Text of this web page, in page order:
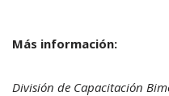
Más información:
División de Capacitación